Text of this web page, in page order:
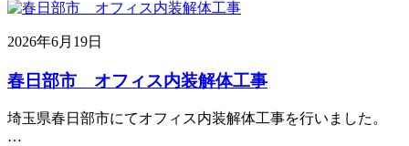
2026年6月19日
春日部市 オフィス内装解体工事
埼玉県春日部市にてオフィス内装解体工事を行いました。
…